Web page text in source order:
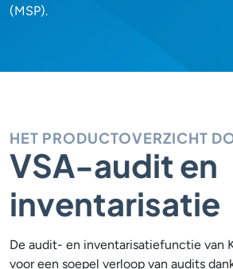
(MSP).
HET PRODUCTOVERZICHT
VSA-audit en
inventarisatie
De audit- en inventarisatiefunctie van
voor een soepel verloop van audits